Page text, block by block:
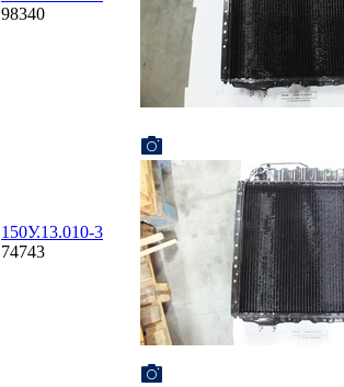
98340
150У.13.010-3
74743